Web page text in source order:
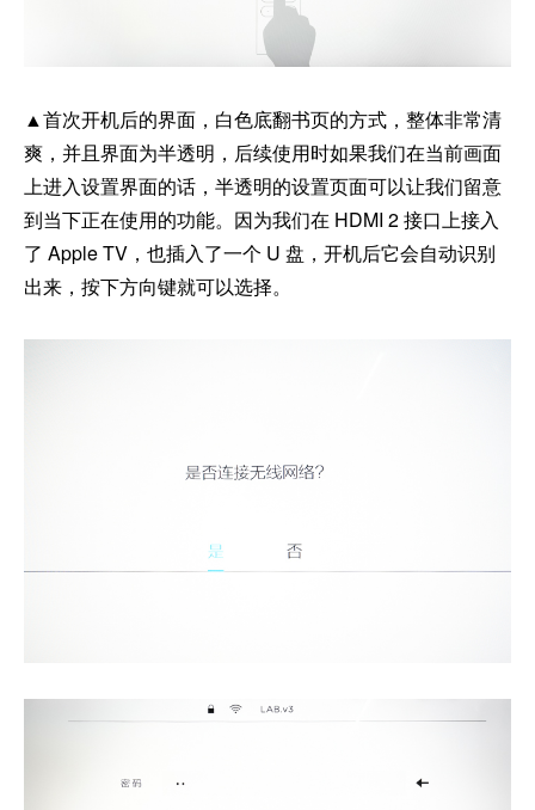
▲首次开机后的界面，白色底翻书页的方式，整体非常清
爽，并且界面为半透明，后续使用时如果我们在当前画面
上进入设置界面的话，半透明的设置页面可以让我们留意
到当下正在使用的功能。因为我们在 HDMI 2 接口上接入
了 Apple TV，也插入了一个 U 盘，开机后它会自动识别
出来，按下方向键就可以选择。